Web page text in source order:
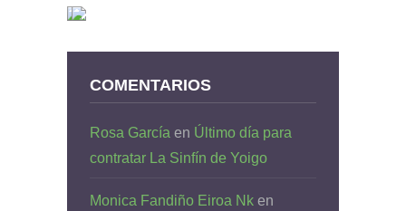
COMENTARIOS
Rosa García en Último día para
contratar La Sinfín de Yoigo
Monica Fandiño Eiroa Nk en